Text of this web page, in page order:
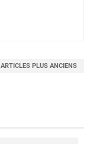
ARTICLES PLUS ANCIENS